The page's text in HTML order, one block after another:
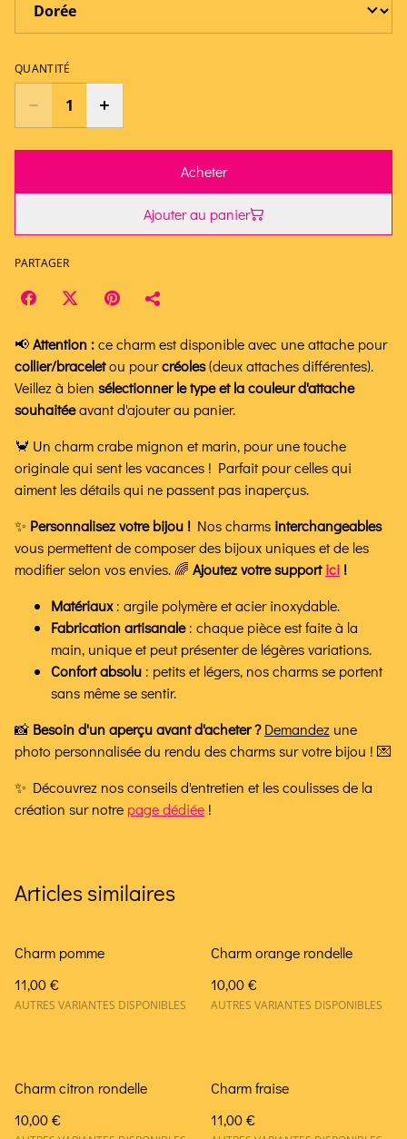
QUANTITÉ
Acheter
Ajouter au panier
PARTAGER
📢Attention :ce charm est disponible avec une attache pour
collier/braceletou pourcréoles(deux attaches différentes).
Veillez à bien sélectionner le type et la couleur d'attache
souhaitéeavant d'ajouter au panier.
🦀 Un charm crabe mignon et marin, pour une touche
originale qui sent les vacances ! Parfait pour celles qui
aiment les détails qui ne passent pas inaperçus.
✨ Personnalisez votre bijou ! Nos charms interchangeables
vous permettent de composer des bijoux uniques et de les
modifier selon vos envies. 🌈 Ajoutez votre supportici !
Matériaux: argile polymère et acier inoxydable.
Fabrication artisanale: chaque pièce est faite à la
main, unique et peut présenter de légères variations.
Confort absolu : petits et légers, nos charms se portent
sans même se sentir.
📸 Besoin d'un aperçu avant d'acheter ?Demandez une
photo personnalisée du rendu des charms sur votre bijou ! 💌
✨ Découvrez nos conseils d'entretien et les coulisses de la
création sur notre page dédiée !
Articles similaires
Charm pomme
11,00 €
AUTRES VARIANTES DISPONIBLES
Charm orange rondelle
10,00 €
AUTRES VARIANTES DISPONIBLES
Charm citron rondelle
10,00 €
Charm fraise
11,00 €